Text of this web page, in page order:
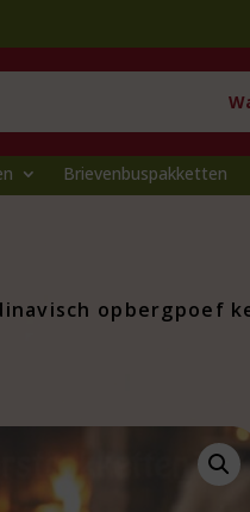
Brievenbuspakketten
opbergpoef